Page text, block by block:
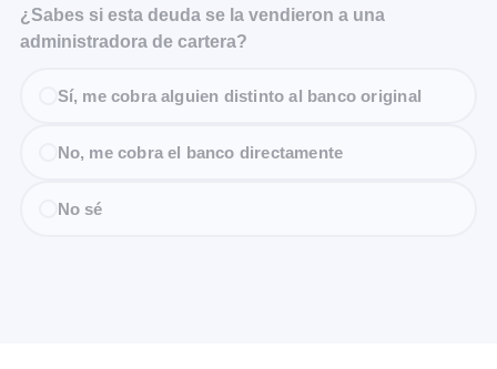
¿Sabes si esta deuda se la vendieron a una
administradora de cartera?
Sí, me cobra alguien distinto al banco original
No, me cobra el banco directamente
No sé